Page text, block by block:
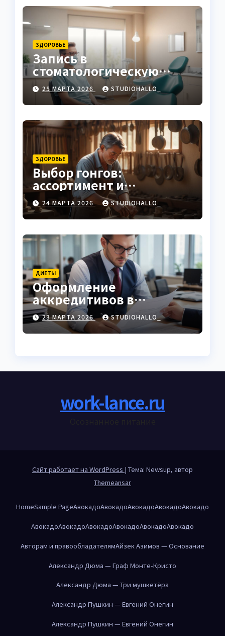
ЗДОРОВЬЕ
Запись в
стоматологическую
клинику
25 МАРТА 2026 STUDIOHALLO_
ЗДОРОВЬЕ
Выбор гонгов:
ассортимент и
характеристики
24 МАРТА 2026 STUDIOHALLO_
ДИЕТЫ
Оформление
аккредитивов в
международной
торговле
23 МАРТА 2026 STUDIOHALLO_
work-lance.ru
Сайт работает на WordPress | Тема: Newsup, автор
Themeansar
HomeSample PageАвокадоАвокадоАвокадоАвокадоАвокадо
АвокадоАвокадоАвокадоАвокадоАвокадоАвокадо
Авторам и правообладателямАйзек Азимов — Основание
Александр Дюма — Граф Монте-Кристо
Александр Дюма — Три мушкетёра
Александр Пушкин — Евгений Онегин
Александр Пушкин — Евгений Онегин